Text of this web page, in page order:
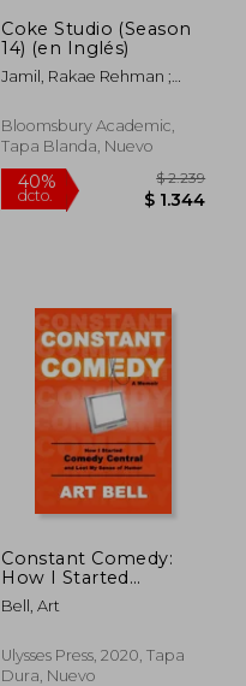
50%
dcto.
Coke Studio (Season
14) (en Inglés)
Jamil, Rakae Rehman ;
Muzaffar, Khadija
Bloomsbury Academic,
Tapa Blanda, Nuevo
Constant Comedy:
How I Started
Comedy Central and
Lost My Sense of
Bell, Art
Ulysses Press, 2020, Tapa
Dura, Nuevo